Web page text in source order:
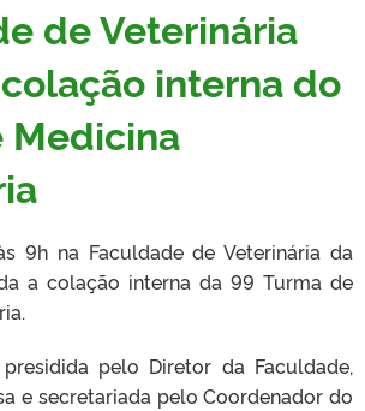
de Veterinária
interna do
Medicina
9h na Faculdade de Veterinária da
a colação interna da 99 Turma de
pelo Diretor da Faculdade,
e secretariada pelo Coordenador do